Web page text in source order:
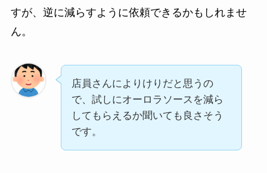
すが、逆に減らすように依頼できるかもしれませ
ん。
店員さんによりけりだと思うの
で、試しにオーロラソースを減ら
してもらえるか聞いても良さそう
です。